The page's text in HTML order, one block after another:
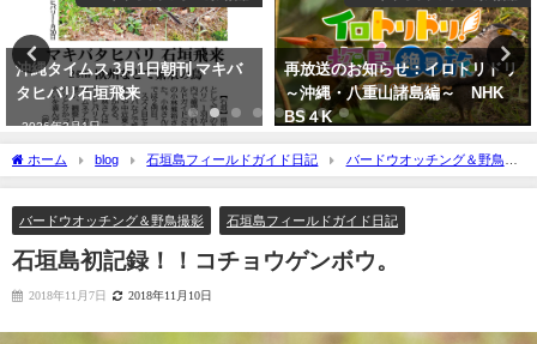
沖縄タイムス 3月1日朝刊 マキバ
タヒバリ石垣飛来
2026年3月1日
再放送のお知らせ：イロトリドリ
～沖縄・八重山諸島編～ NHK
BS４K
ホーム blog 石垣島フィールドガイド日記
バードウオッチング＆野鳥撮
影
石垣島初記録！！コチョウゲンボウ。
バードウオッチング＆野鳥撮影 石垣島フィールドガイド日記
石垣島初記録！！コチョウゲンボウ。
2018年11月7日 2018年11月10日